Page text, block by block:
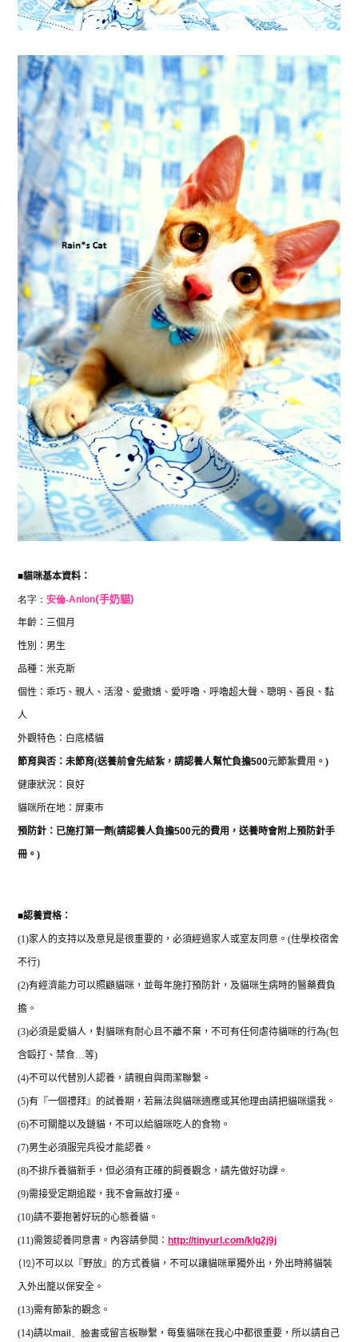
■貓咪基本資料：
名字： 安倫-Anlon(手奶貓)
年齡：三個月
性別：男生
品種：米克斯
個性：乖巧、親人、活潑、愛撒嬌、愛呼嚕、呼嚕超大聲、聰明、善良、黏
人
外觀特色：白底橘貓
節育與否：未節育(送養前會先結紮， 請認養人幫忙負擔500元節紮費用。 )
健康狀況：良好
貓咪所在地：屏東市
預防針：已施打第一劑(請認養人負擔500元的費用，送養時會附上預防針手
冊。 )
■認養資格：
(1)家人的支持以及意見是很重要的，必須經過家人或室友同意。 (住學校宿舍
不行)
(2)有經濟能力可以照顧貓咪，並每年施打預防針，及貓咪生病時的醫藥費負
擔。
(3)必須是愛貓人，對貓咪有耐心且不離不棄，不可有任何虐待貓咪的行為(包
含毆打、禁食… 等)
(4)不可以代替別人認養，請親自與雨潔聯繫。
(5)有『一個禮拜』的試養期，若無法與貓咪適應或其他理由請把貓咪還我。
(6)不可關籠以及鏈貓，不可以給貓咪吃人的食物。
(7)男生必須服完兵役才能認養。
(8)不排斥養貓新手，但必須有正確的飼養觀念，請先做好功課。
(9)需接受定期追蹤，我不會無故打擾。
(10)請不要抱著好玩的心態養貓。
(11)需簽認養同意書。內容請參閱： http://tinyurl.com/klg2j9j
(12)不可以以『野放』的方式養貓，不可以讓貓咪單獨外出，外出時將貓裝
入外出籠以保安全。
(13)需有節紮的觀念。
(14)請以mail 臉書或留言板聯繫，每隻貓咪在我心中都很重要，所以請自己